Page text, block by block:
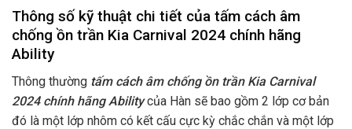
Thông số kỹ thuật chi tiết của tấm cách âm
chống ồn trần Kia Carnival 2024 chính hãng
Ability
Thông thường tấm cách âm chống ồn trần Kia Carnival
2024 chính hãng Abilitycủa Hàn sẽ bao gồm 2 lớp cơ bản
đó là một lớp nhôm có kết cấu cực kỳ chắc chắn và một lớp